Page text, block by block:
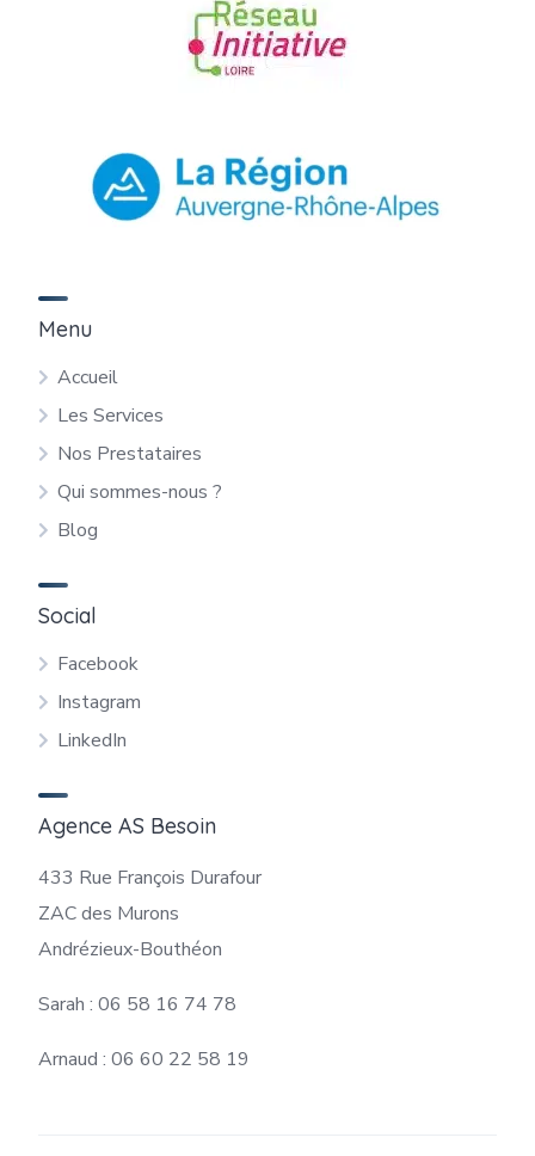
Menu
Accueil
Les Services
Nos Prestataires
Qui sommes-nous ?
Blog
Social
Facebook
Instagram
LinkedIn
Agence AS Besoin
433 Rue François Durafour
ZAC des Murons
Andrézieux-Bouthéon
Sarah : 06 58 16 74 78
Arnaud : 06 60 22 58 19